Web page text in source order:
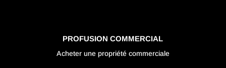
PROFUSION COMMERCIAL
Acheter une propriété commerciale